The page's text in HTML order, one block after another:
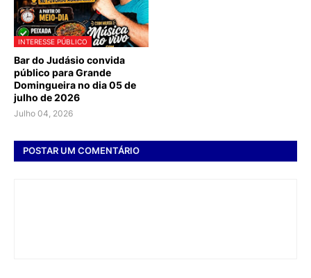
INTERESSE PÚBLICO
Bar do Judásio convida
público para Grande
Domingueira no dia 05 de
julho de 2026
Julho 04, 2026
POSTAR UM COMENTÁRIO